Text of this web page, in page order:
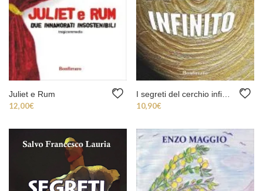
Juliet e Rum
12,00€
10,90€